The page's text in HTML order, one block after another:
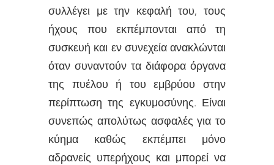
συλλέγει με την κεφαλή του, τους
ήχους που εκπέμπονται από τη
συσκευή και εν συνεχεία ανακλώνται
όταν συναντούν τα διάφορα όργανα
της πυέλου ή του εμβρύου στην
περίπτωση της εγκυμοσύνης. Είναι
συνεπώς απολύτως ασφαλές για το
κύημα καθώς εκπέμπει μόνο
αδρανείς υπερήχους και μπορεί να